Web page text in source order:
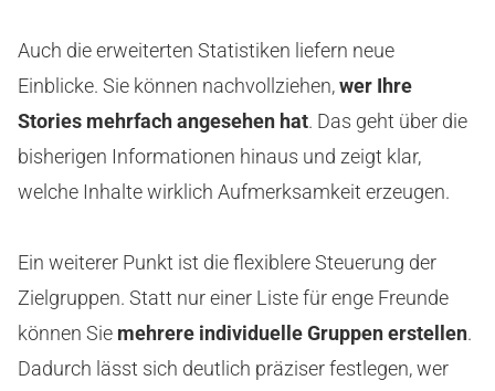
Auch die erweiterten Statistiken liefern neue
Einblicke. Sie können nachvollziehen,wer Ihre
Stories mehrfach angesehen hat. Das geht über die
bisherigen Informationen hinaus und zeigt klar,
welche Inhalte wirklich Aufmerksamkeit erzeugen.
Ein weiterer Punkt ist die flexiblere Steuerung der
Zielgruppen. Statt nur einer Liste für enge Freunde
können Sie mehrere individuelle Gruppen erstellen.
Dadurch lässt sich deutlich präziser festlegen, wer